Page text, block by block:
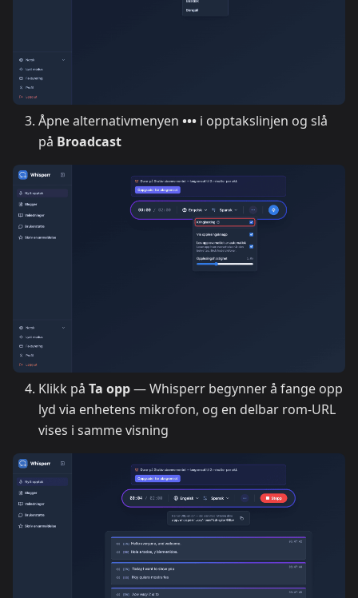
Åpne alternativmenyen ••• i opptakslinjen og slå
på Broadcast
Klikk på Ta opp— Whisperr begynner å fange opp
lyd via enhetens mikrofon, og en delbar rom-URL
vises i samme visning